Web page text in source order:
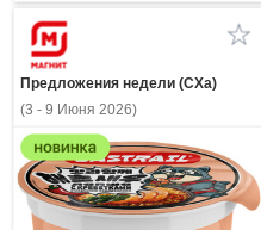
Предложения недели (СХа)
(3 - 9 Июня 2026)